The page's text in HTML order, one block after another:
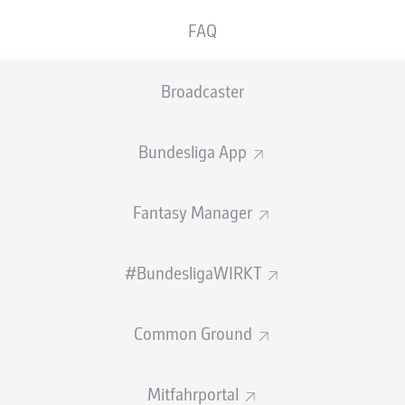
FAQ
Broadcaster
Bundesliga App
Fantasy Manager
#BundesligaWIRKT
Common Ground
Mitfahrportal
für ihn und für uns", sagte Cheftrainer Sebastian Hoeneß